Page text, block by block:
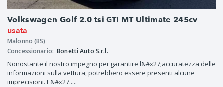
Volkswagen Golf 2.0 tsi GTI MT Ultimate 245cv
usata
Malonno (BS)
Concessionario: Bonetti Auto S.r.l.
Nonostante il nostro impegno per garantire l&#x27;accuratezza delle
informazioni sulla vettura, potrebbero essere presenti alcune
imprecisioni. E&#x27.....